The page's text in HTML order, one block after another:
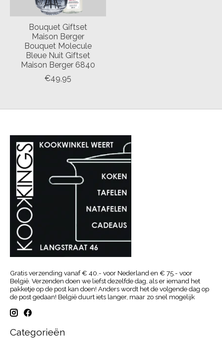
Bouquet Giftset
Maison Berger
Bouquet Molecule
Bleue Nuit Giftset
Maison Berger 6840
€49,95
Gratis verzending vanaf € 40.- voor Nederland en € 75.- voor
België. Verzenden doen we liefst dezelfde dag, als er iemand het
pakketje op de post kan doen! Anders wordt het de volgende dag op
de post gedaan! België duurt iets langer, maar zo snel mogelijk
Categorieën